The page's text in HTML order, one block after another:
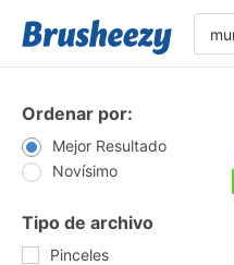
Ordenar por:
Mejor Resultado
Novísimo
Tipo de archivo
Pinceles